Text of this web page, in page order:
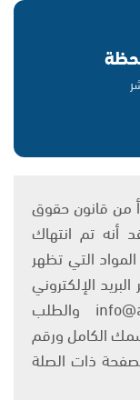
يتم الاستخدام المواد وفقًا للمادة 27 أ من قانون حقوق
كنت تعتقد أنه تم انتهاك
التي تظهر
الإلكتروني
على العنوان التالي: info@ashams.com والطلب
الكامل ورقم
ذات الصلة